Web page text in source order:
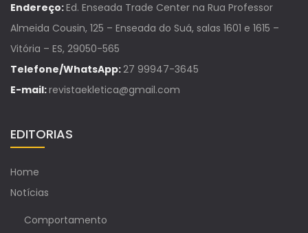
Endereço:Ed. Enseada Trade Center na Rua Professor
Almeida Cousin, 125 – Enseada do Suá, salas 1601 e 1615 –
Vitória – ES, 29050-565
Telefone/WhatsApp:27 99947-3645
E-mail:revistaekletica@gmail.com
EDITORIAS
Home
Notícias
Comportamento